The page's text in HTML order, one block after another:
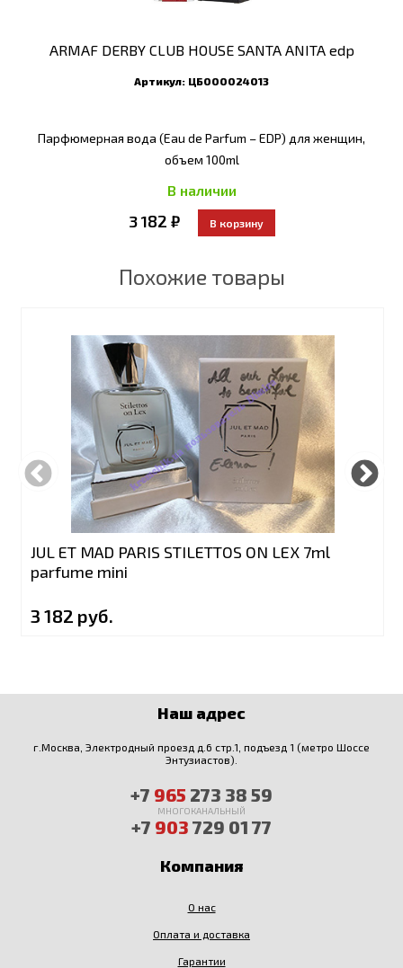
ARMAF DERBY CLUB HOUSE SANTA ANITA edp
Артикул: ЦБ000024013
Парфюмерная вода (Eau de Parfum – EDP) для женщин,
объем 100ml
В наличии
3 182 ₽
Похожие товары
JUL ET MAD PARIS STILETTOS ON LEX 7ml
parfume mini
3 182 руб.
Наш адрес
г.Москва, Электродный проезд д.6 стр.1, подъезд 1 (метро Шоссе
Энтузиастов).
+7 965 273 38 59
МНОГОКАНАЛЬНЫЙ
+7 903 729 01 77
Компания
О нас
Оплата и доставка
Гарантии